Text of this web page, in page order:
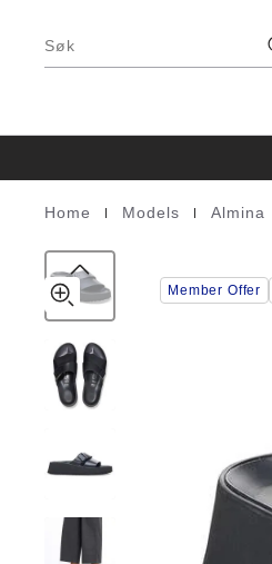
Søk
Homepage
Home Models Almina
Leather
Member Offer
product